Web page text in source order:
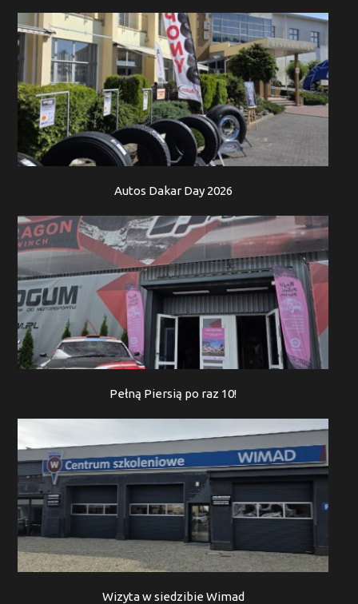
Autos Dakar Day 2026
Pełną Piersią po raz 10!
Wizyta w siedzibie Wimad